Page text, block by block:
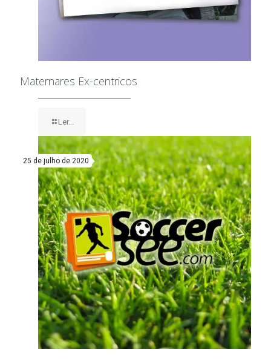
Maternares Ex-centricos
Ler...
25 de julho de 2020